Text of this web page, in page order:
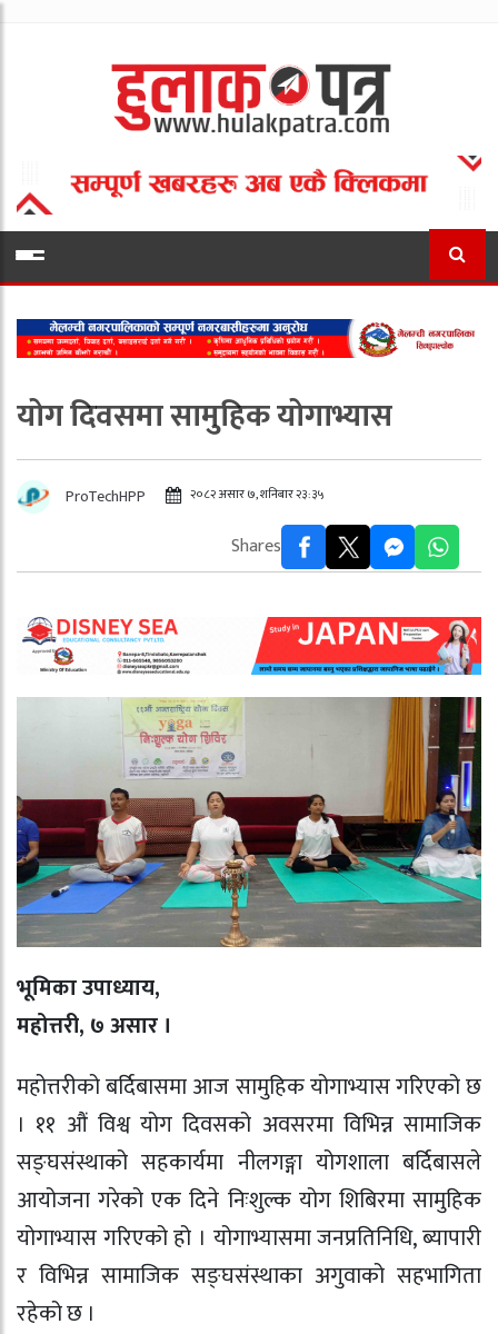
योग दिवसमा सामुहिक योगाभ्यास
ProTechHPP २०८२ असार ७, शनिबार २३:३५
Shares
भूमिका उपाध्याय,
महोत्तरी, ७ असार ।
महोत्तरीको बर्दिबासमा आज सामुहिक योगाभ्यास गरिएको छ
। ११ औं विश्व योग दिवसको अवसरमा विभिन्न सामाजिक
सङ्घसंस्थाको सहकार्यमा नीलगङ्गा योगशाला बर्दिबासले
आयोजना गरेको एक दिने निःशुल्क योग शिबिरमा सामुहिक
योगाभ्यास गरिएको हो । योगाभ्यासमा जनप्रतिनिधि, ब्यापारी
र विभिन्न सामाजिक सङ्घसंस्थाका अगुवाको सहभागिता
रहेको छ ।